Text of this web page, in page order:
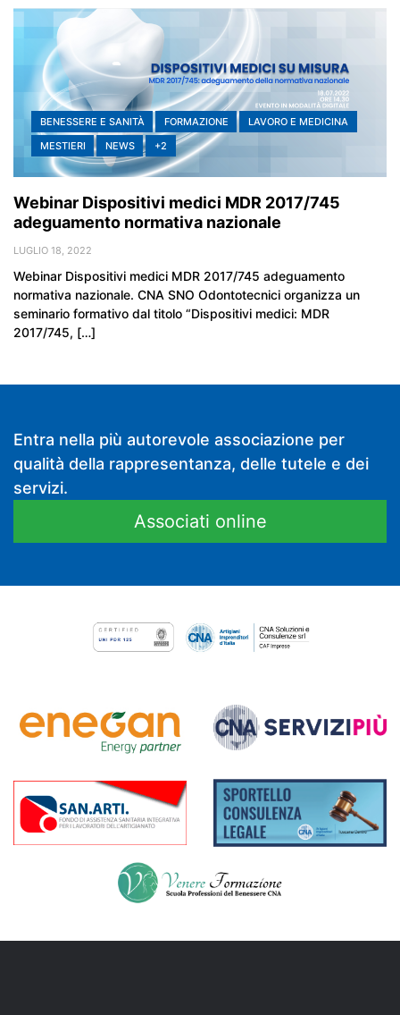
BENESSERE E SANITÀ FORMAZIONE
LAVORO E MEDICINA
MESTIERI
NEWS +2
Webinar Dispositivi medici MDR 2017/745
adeguamento normativa nazionale
LUGLIO 18, 2022
Webinar Dispositivi medici MDR 2017/745 adeguamento
normativa nazionale. CNA SNO Odontotecnici organizza un
seminario formativo dal titolo “Dispositivi medici: MDR
2017/745, […]
Entra nella più autorevole associazione per
qualità della rappresentanza, delle tutele e dei
servizi.
Associati online